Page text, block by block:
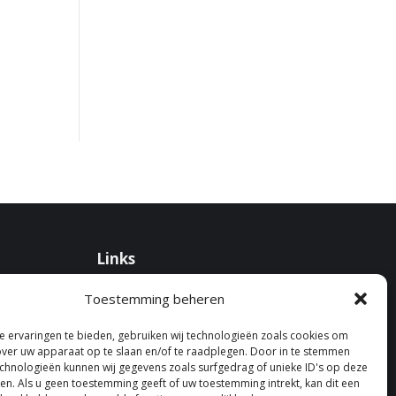
Toestemming beheren
ervaringen te bieden, gebruiken wij technologieën zoals cookies om
uw apparaat op te slaan en/of te raadplegen. Door in te stemmen
kunnen wij gegevens zoals surfgedrag of unieke ID's op deze
Als u geen toestemming geeft of uw toestemming intrekt, kan dit een
Links
Disclaimer
Privacyreglement
Klachtenregeling
Klachten